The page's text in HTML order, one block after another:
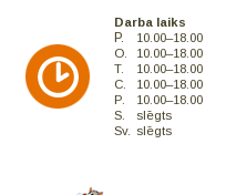
Darba laiks
P.
10.00–18.00
O.
10.00–18.00
T.
10.00–18.00
C.
10.00–18.00
P.
10.00–18.00
S.
slēgts
Sv.
slēgts